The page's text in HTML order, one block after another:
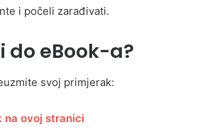
i počeli zarađivati.
do eBook-a?
svoj primjerak:
na ovoj stranici